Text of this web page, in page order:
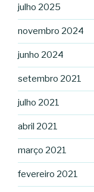
julho 2025
novembro 2024
junho 2024
setembro 2021
julho 2021
abril 2021
março 2021
fevereiro 2021